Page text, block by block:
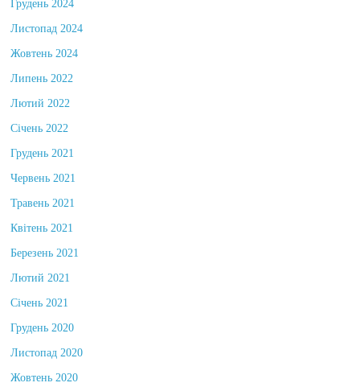
Грудень 2024
Листопад 2024
Жовтень 2024
Липень 2022
Лютий 2022
Січень 2022
Грудень 2021
Червень 2021
Травень 2021
Квітень 2021
Березень 2021
Лютий 2021
Січень 2021
Грудень 2020
Листопад 2020
Жовтень 2020